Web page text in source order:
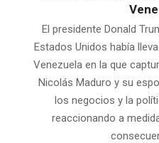
El presidente Donald
Estados Unidos había
Venezuela en la que
Nicolás Maduro y su
los negocios y la
reaccionando a